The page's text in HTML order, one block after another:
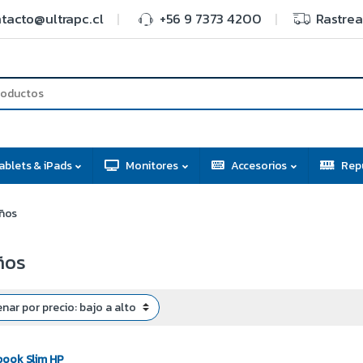
+56 9 7373 4200
& iPads Monitores Accesorios
Slim HP